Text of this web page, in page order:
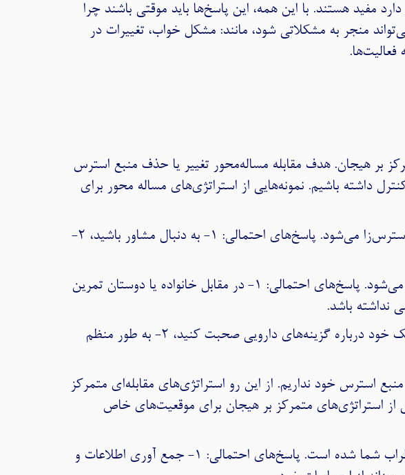
مفید هستند. با این همه، این پاسخ‌ها باید موقتی باشند چرا
منجر به مشکلاتی شود، مانند: مشکل خواب، تغییرات در
بر هیجان. هدف مقابله مساله‌محور تغییر یا حذف منبع استرس
داشته باشیم. نمونه‌هایی از استراتژی‌های مساله محور برای
مثال اول: شما و شریک زندگی‌تان اغلب با هم مشاجره می‌کنید که باعث ایجاد یک رابطه استرس‌زا می‌شود. پاسخ‌های احتمالی: ۱- به دنبال مشاور باشید، ۲-
مثال دوم: شغل شما مستلزم ارائه سخنرانی است، اما سخنرانی در جمع باعث استرس شما می‌شود. پاسخ‌های احتمالی: ۱- در مقابل خانواده یا دوستان تمرین
مثال سوم: تشخیص داده شده است که فشار خون بالا دارید. پاسخ‌های احتمالی: ۱- با پزشک خود درباره گزینه‌های دارویی صحبت کنید، ۲- به طور منظم
استرس خود نداریم. از این رو استراتژی‌های مقابله‌ای متمرکز
از استراتژی‌های متمرکز بر هیجان برای موقعیت‌های خاص
مثال اول: تشخیص داده شده است که شریک زندگی شما سرطان دارد و باعث ترس و اضطراب شما شده است. پاسخ‌های احتمالی: ۱- جمع آوری اطلاعات و